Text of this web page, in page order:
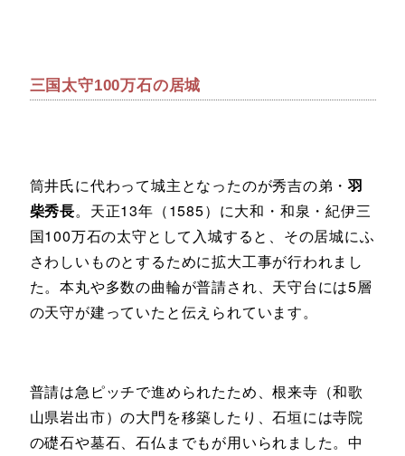
三国太守100万石の居城
筒井氏に代わって城主となったのが秀吉の弟・羽
柴秀長。天正13年（1585）に大和・和泉・紀伊三
国100万石の太守として入城すると、その居城にふ
さわしいものとするために拡大工事が行われまし
た。本丸や多数の曲輪が普請され、天守台には5層
の天守が建っていたと伝えられています。
普請は急ピッチで進められたため、根来寺（和歌
山県岩出市）の大門を移築したり、石垣には寺院
の礎石や墓石、石仏までもが用いられました。中